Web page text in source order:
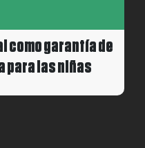
como garantía de
para las niñas